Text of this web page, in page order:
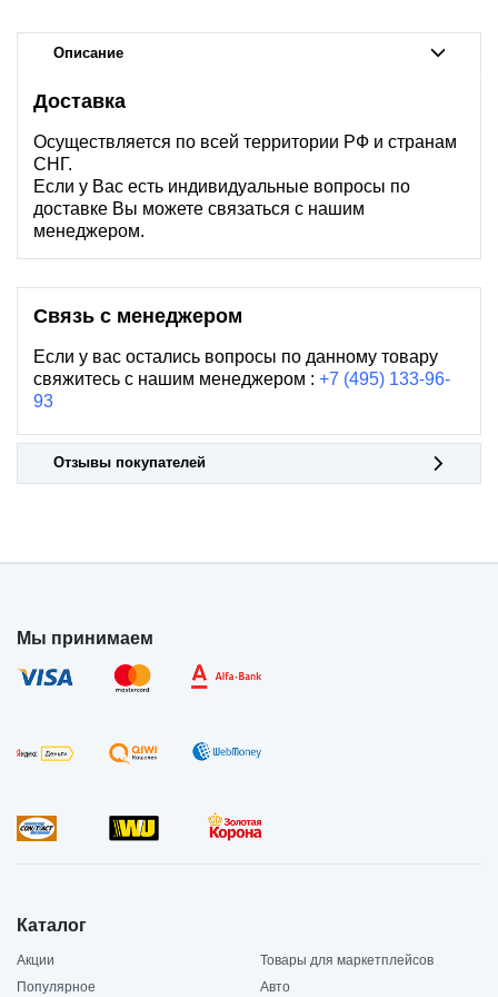
Описание
Доставка
Осуществляется по всей территории РФ и странам
СНГ.
Если у Вас есть индивидуальные вопросы по
доставке Вы можете связаться с нашим
менеджером.
Связь с менеджером
Если у вас остались вопросы по данному товару
свяжитесь с нашим менеджером : +7 (495) 133-96-
93
Отзывы покупателей
Мы принимаем
Каталог
Акции
Товары для маркетплейсов
Популярное
Авто